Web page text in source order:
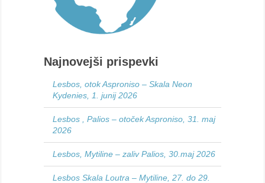
Najnovejši prispevki
Lesbos, otok Asproniso – Skala Neon
Kydenies, 1. junij 2026
Lesbos , Palios – otoček Asproniso, 31. maj
2026
Lesbos, Mytiline – zaliv Palios, 30.maj 2026
Lesbos Skala Loutra – Mytiline, 27. do 29.